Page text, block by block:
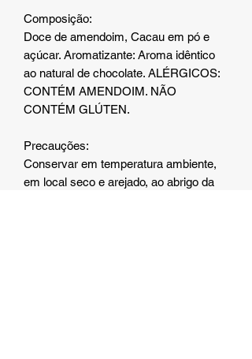
Composição:
Doce de amendoim, Cacau em pó e
açúcar. Aromatizante: Aroma idêntico
ao natural de chocolate. ALÉRGICOS:
CONTÉM AMENDOIM. NÃO
CONTÉM GLÚTEN.
Precauções:
Conservar em temperatura ambiente,
em local seco e arejado, ao abrigo da